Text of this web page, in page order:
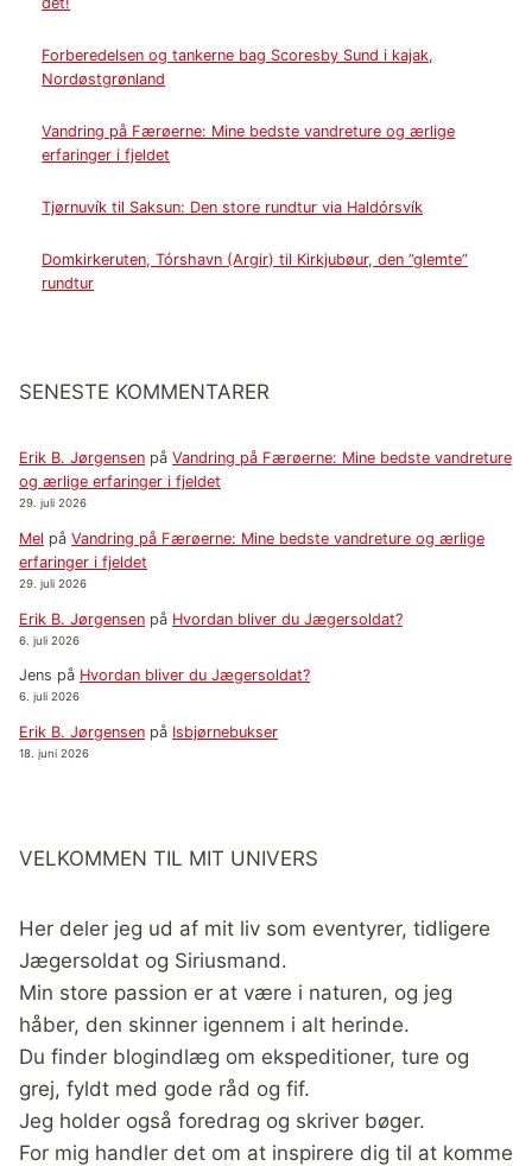
Forberedelsen og tankerne bag Scoresby Sund i kajak,
Nordøstgrønland
Vandring på Færøerne: Mine bedste vandreture og ærlige
erfaringer i fjeldet
Tjørnuvík til Saksun: Den store rundtur via Haldórsvík
Domkirkeruten, Tórshavn (Argir) til Kirkjubøur, den ”glemte”
rundtur
SENESTE KOMMENTARER
Erik B. Jørgensen på Vandring på Færøerne: Mine bedste vandreture
og ærlige erfaringer i fjeldet
29. juli 2026
Mel på Vandring på Færøerne: Mine bedste vandreture og ærlige
erfaringer i fjeldet
29. juli 2026
Erik B. Jørgensen på Hvordan bliver du Jægersoldat?
6. juli 2026
Jens på Hvordan bliver du Jægersoldat?
6. juli 2026
Erik B. Jørgensen på Isbjørnebukser
18. juni 2026
VELKOMMEN TIL MIT UNIVERS
Her deler jeg ud af mit liv som eventyrer, tidligere
Jægersoldat og Siriusmand.
Min store passion er at være i naturen, og jeg
håber, den skinner igennem i alt herinde.
Du finder blogindlæg om ekspeditioner, ture og
grej, fyldt med gode råd og fif.
Jeg holder også foredrag og skriver bøger.
For mig handler det om at inspirere dig til at komme